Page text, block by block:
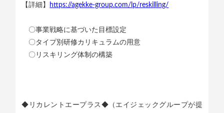
【詳細】
https://agekke-group.com/lp/reskilling/
〇事業戦略に基づいた目標設定
〇タイプ別研修カリキュラムの用意
〇リスキリング体制の構築
◆リカレントエープラス◆（エイジェックグループが提